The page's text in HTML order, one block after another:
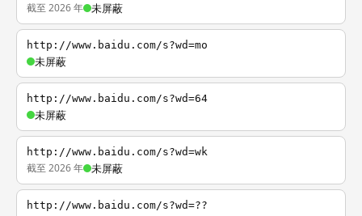
截至 2026 年 未屏蔽
http://www.baidu.com/s?wd=mo
未屏蔽
http://www.baidu.com/s?wd=64
未屏蔽
http://www.baidu.com/s?wd=wk
截至 2026 年 未屏蔽
http://www.baidu.com/s?wd=??